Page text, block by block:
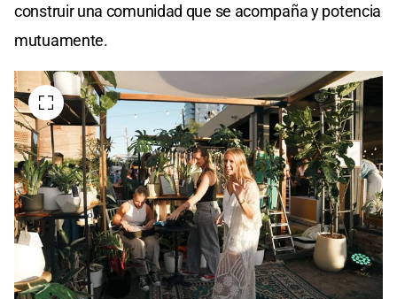
construir una comunidad que se acompaña y potencia
mutuamente.